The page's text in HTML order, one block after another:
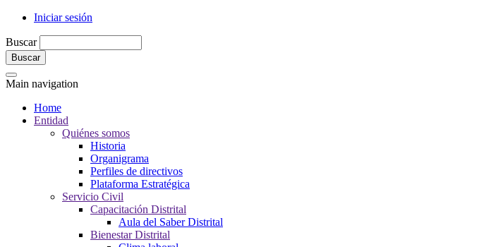
Iniciar sesión
Buscar
Main navigation
Home
Entidad
Quiénes somos
Historia
Organigrama
Perfiles de directivos
Plataforma Estratégica
Servicio Civil
Capacitación Distrital
Aula del Saber Distrital
Bienestar Distrital